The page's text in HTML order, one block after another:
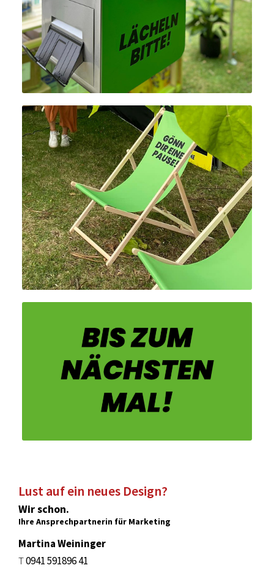
Lust auf ein neues Design?
Wir schon.
Ihre Ansprechpartnerin für Marketing
Martina Weininger
T0941 591896 41